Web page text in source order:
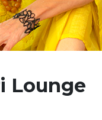
Lounge